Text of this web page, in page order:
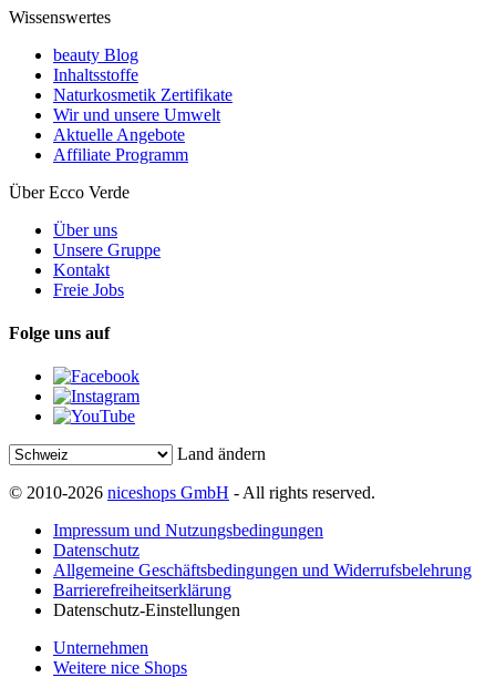
Wissenswertes
beauty Blog
Inhaltsstoffe
Naturkosmetik Zertifikate
Wir und unsere Umwelt
Aktuelle Angebote
Affiliate Programm
Über Ecco Verde
Über uns
Unsere Gruppe
Kontakt
Freie Jobs
Folge uns auf
Land ändern
© 2010-2026 niceshops GmbH - All rights reserved.
Impressum und Nutzungsbedingungen
Datenschutz
Allgemeine Geschäftsbedingungen und Widerrufsbelehrung
Barrierefreiheitserklärung
Datenschutz-Einstellungen
Unternehmen
Weitere nice Shops